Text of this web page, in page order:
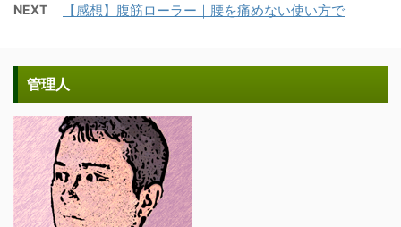
NEXT 【感想】腹筋ローラー｜腰を痛めない使い方で
管理人